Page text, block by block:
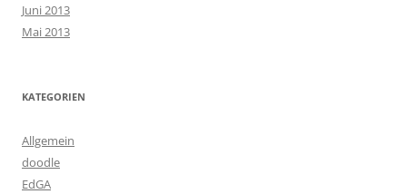
Juni 2013
Mai 2013
KATEGORIEN
Allgemein
doodle
EdGA